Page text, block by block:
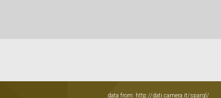
data from: http://dati.camera.it/sparql/